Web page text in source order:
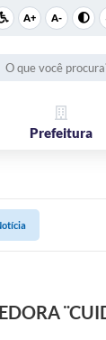
A+ A-
Prefeitura